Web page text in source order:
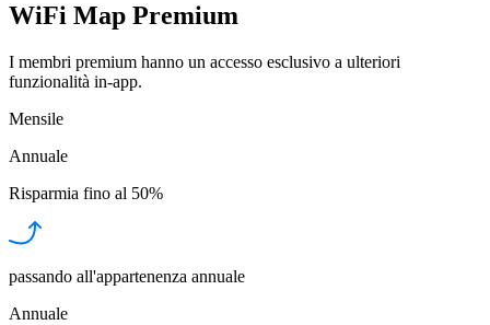
WiFi Map Premium
I membri premium hanno un accesso esclusivo a ulteriori
funzionalità in-app.
Mensile
Annuale
Risparmia fino al 50%
passando all'appartenenza annuale
Annuale